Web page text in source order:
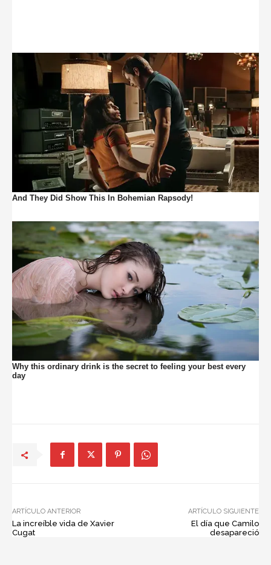
ARTÍCULO ANTERIOR
La increíble vida de Xavier
Cugat
ARTÍCULO SIGUIENTE
El día que Camilo
desapareció